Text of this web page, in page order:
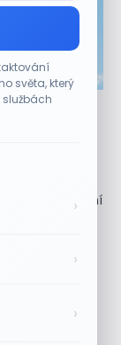
světa, který
›
›
›
obchodování
Chipotle